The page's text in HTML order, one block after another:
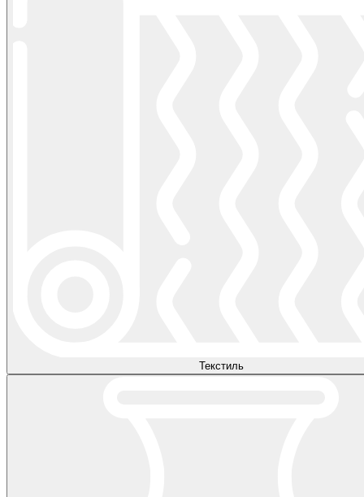
Текстиль